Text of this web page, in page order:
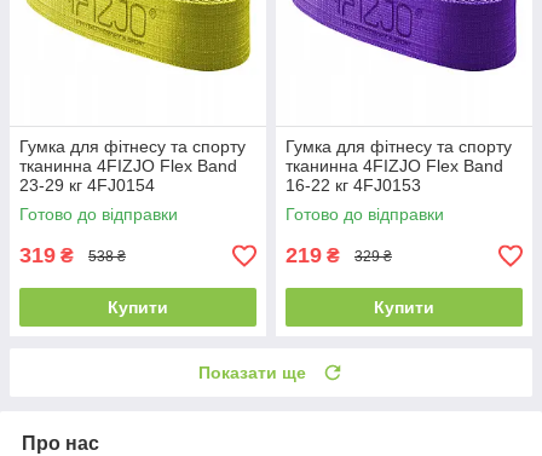
Гумка для фітнесу та спорту
тканинна 4FIZJO Flex Band
23-29 кг 4FJ0154
Готово до відправки
319 ₴ 538 ₴
Купити
Гумка для фітнесу та спорту
тканинна 4FIZJO Flex Band
16-22 кг 4FJ0153
Готово до відправки
219 ₴ 329 ₴
Купити
Показати ще
Про нас